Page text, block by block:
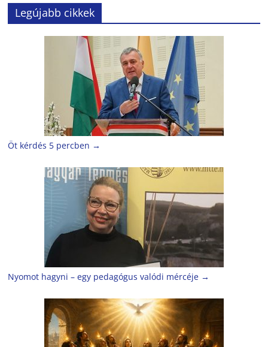
Legújabb cikkek
Öt kérdés 5 percben →
Nyomot hagyni – egy pedagógus valódi mércéje →